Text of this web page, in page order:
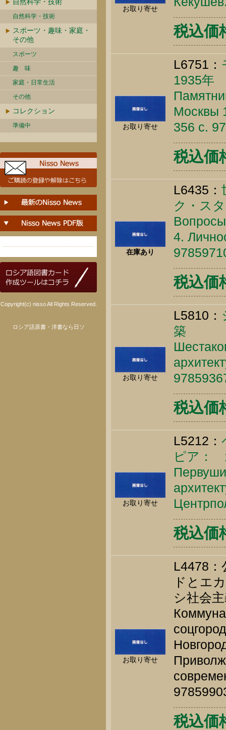
自然科学・技術
スポーツ・趣味・家庭・
その他
スポーツ
趣 味
家庭・日常生活
その他
コレクション
準備中
Copyright(c) nisso All Rights Reserved.
ロシア語原書・洋書なら日ソ
お取り寄せ
税込価
お取り寄せ
L6751：
1935年
Москвы
356 c.
税込価
在庫あり
L6435：
ク・ス
4.
税込価
お取り寄せ
L5810：
築
税込価
お取り寄せ
L5212：
ピア：
税込価
お取り寄せ
L4478
ドとエ
シ社会
税込価